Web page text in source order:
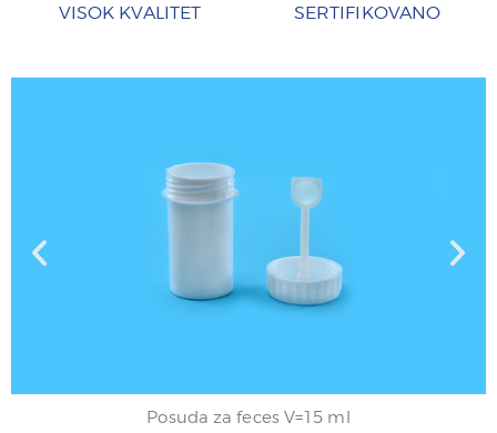
VISOK KVALITET SERTIFIKOVANO
Posuda za feces V=30 ml
Posuda za feces V=15 ml
Posuda za feces V=30 ml
Posuda za feces V=15 ml